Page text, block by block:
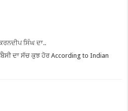
ਸਿੰਘ ਦਾ..
ਦਾ ਸੱਚ ਕੁਝ ਹੋਰ According to Indian